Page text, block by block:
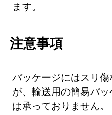
ます。
注意事項
パッケージにはスリ
が、輸送用の簡易パ
は承っておりません。